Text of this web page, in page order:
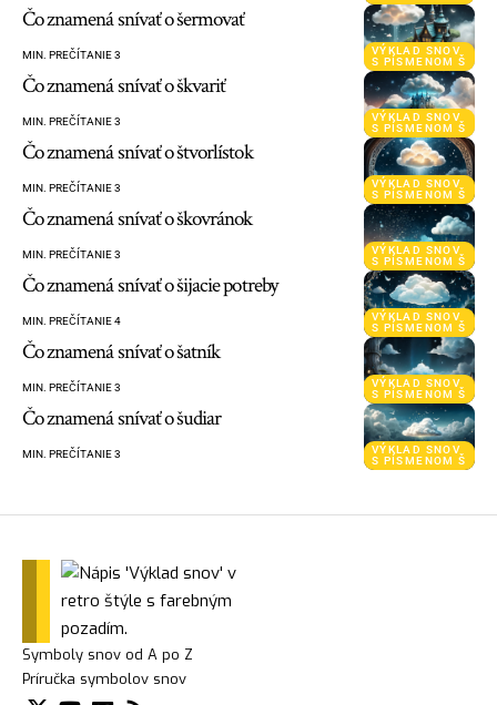
VÝKLAD SNOV
S PÍSMENOM Š
Čo znamená snívať o šermovať
MIN. PREČÍTANIE 3
VÝKLAD SNOV
S PÍSMENOM Š
Čo znamená snívať o škvariť
MIN. PREČÍTANIE 3
VÝKLAD SNOV
S PÍSMENOM Š
Čo znamená snívať o štvorlístok
MIN. PREČÍTANIE 3
VÝKLAD SNOV
S PÍSMENOM Š
Čo znamená snívať o škovránok
MIN. PREČÍTANIE 3
VÝKLAD SNOV
S PÍSMENOM Š
Čo znamená snívať o šijacie potreby
MIN. PREČÍTANIE 4
VÝKLAD SNOV
S PÍSMENOM Š
Čo znamená snívať o šatník
MIN. PREČÍTANIE 3
VÝKLAD SNOV
S PÍSMENOM Š
Čo znamená snívať o šudiar
MIN. PREČÍTANIE 3
Symboly snov od A po Z
Príručka symbolov snov